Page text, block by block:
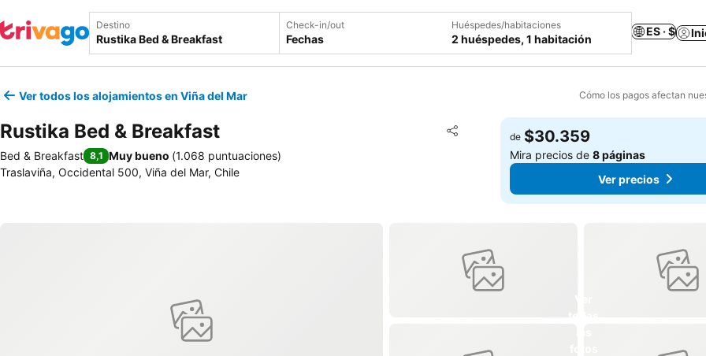
Destino Check-in/out
Fechas
Huéspedes/habitaciones
2 huéspedes, 1 habitación
ES · $
Ver todos los alojamientos en Viña del Mar Cómo los pagos afectan
Rustika Bed & Breakfast Compartir
Agregar a favoritos
Bed & Breakfast 8,1 Muy bueno (1.068 puntuaciones)
Traslaviña, Occidental 500, Viña del Mar, Chile
de $30.359
Mira precios de8 páginas
Ver precios